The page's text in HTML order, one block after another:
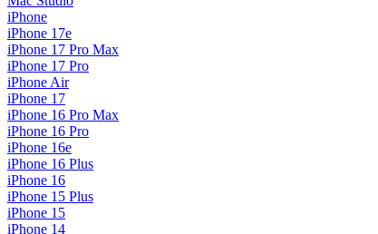
iPhone
iPhone 17e
iPhone 17 Pro Max
iPhone 17 Pro
iPhone Air
iPhone 17
iPhone 16 Pro Max
iPhone 16 Pro
iPhone 16e
iPhone 16 Plus
iPhone 16
iPhone 15 Plus
iPhone 15
iPhone 14